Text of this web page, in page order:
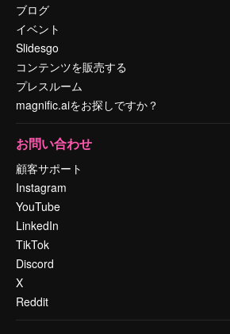
ブログ
イベント
Slidesgo
コンテンツを販売する
プレスルーム
magnific.aiをお探しですか？
お問い合わせ
顧客サポート
Instagram
YouTube
LinkedIn
TikTok
Discord
X
Reddit